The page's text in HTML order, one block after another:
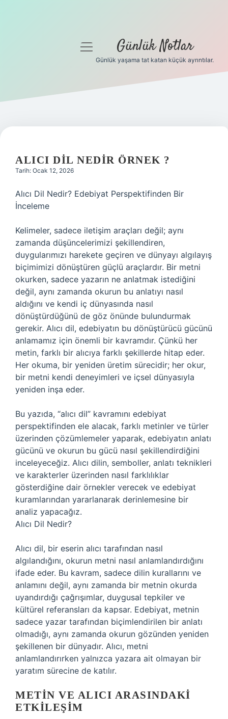
Gizlilik Politikası
Yasal Uyarı
menüyü
Günlük Notlar
Günlük yaşama tat katan küçük ayrıntılar.
ALICI DIL NEDIR ÖRNEK ?
Tarih: Ocak 12, 2026
Alıcı Dil Nedir? Edebiyat Perspektifinden Bir
İnceleme
Kelimeler, sadece iletişim araçları değil; aynı
zamanda düşüncelerimizi şekillendiren,
duygularımızı harekete geçiren ve dünyayı algılayış
biçimimizi dönüştüren güçlü araçlardır. Bir metni
okurken, sadece yazarın ne anlatmak istediğini
değil, aynı zamanda okurun bu anlatıyı nasıl
aldığını ve kendi iç dünyasında nasıl
dönüştürdüğünü de göz önünde bulundurmak
gerekir. Alıcı dil, edebiyatın bu dönüştürücü gücünü
anlamamız için önemli bir kavramdır. Çünkü her
metin, farklı bir alıcıya farklı şekillerde hitap eder.
Her okuma, bir yeniden üretim sürecidir; her okur,
bir metni kendi deneyimleri ve içsel dünyasıyla
yeniden inşa eder.
Bu yazıda, “alıcı dil” kavramını edebiyat
perspektifinden ele alacak, farklı metinler ve türler
üzerinden çözümlemeler yaparak, edebiyatın anlatı
gücünü ve okurun bu gücü nasıl şekillendirdiğini
inceleyeceğiz. Alıcı dilin, semboller, anlatı teknikleri
ve karakterler üzerinden nasıl farklılıklar
gösterdiğine dair örnekler verecek ve edebiyat
kuramlarından yararlanarak derinlemesine bir
analiz yapacağız.
Alıcı Dil Nedir?
Alıcı dil, bir eserin alıcı tarafından nasıl
algılandığını, okurun metni nasıl anlamlandırdığını
ifade eder. Bu kavram, sadece dilin kurallarını ve
anlamını değil, aynı zamanda bir metnin okurda
uyandırdığı çağrışımlar, duygusal tepkiler ve
kültürel referansları da kapsar. Edebiyat, metnin
sadece yazar tarafından biçimlendirilen bir anlatı
olmadığı, aynı zamanda okurun gözünden yeniden
şekillenen bir dünyadır. Alıcı, metni
anlamlandırırken yalnızca yazara ait olmayan bir
yaratım sürecine de katılır.
METIN VE ALICI ARASINDAKI
ETKILEŞIM